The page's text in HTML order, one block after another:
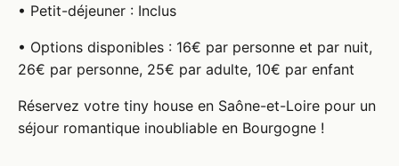
• Petit-déjeuner : Inclus
• Options disponibles : 16€ par personne et par nuit,
26€ par personne, 25€ par adulte, 10€ par enfant
Réservez votre tiny house en Saône-et-Loire pour un
séjour romantique inoubliable en Bourgogne !